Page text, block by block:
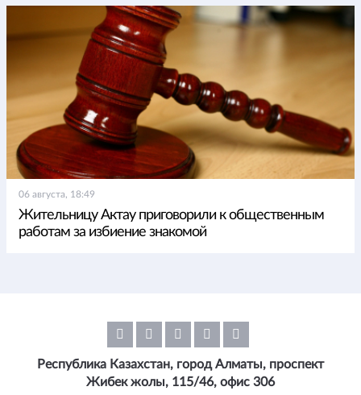
06 августа, 18:49
Жительницу Актау приговорили к общественным
работам за избиение знакомой
Республика Казахстан, город Алматы, проспект
Жибек жолы, 115/46, офис 306